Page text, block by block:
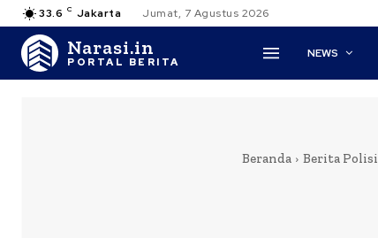
33.6 C Jakarta Jumat, 7 Agustus 2026
Narasi.in
PORTAL BERITA
NEWS
Beranda Berita Polisi